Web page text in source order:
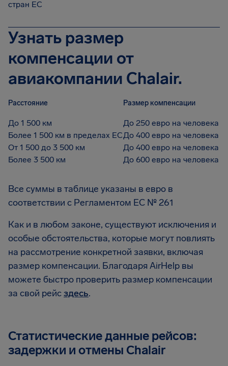
стран ЕС
Узнать размер
компенсации от
авиакомпании Chalair.
Расстояние Размер компенсации
До 1 500 км
До 250 евро на человека
Более 1 500 км в пределах ЕСДо 400 евро на человека
От 1 500 до 3 500 км
До 400 евро на человека
Более 3 500 км
До 600 евро на человека
Все суммы в таблице указаны в евро в
соответствии с Регламентом EC № 261
Как и в любом законе, существуют исключения и
особые обстоятельства, которые могут повлиять
на рассмотрение конкретной заявки, включая
размер компенсации. Благодаря AirHelp вы
можете быстро проверить размер компенсации
за свой рейсздесь.
Статистические данные рейсов:
задержки и отмены Chalair